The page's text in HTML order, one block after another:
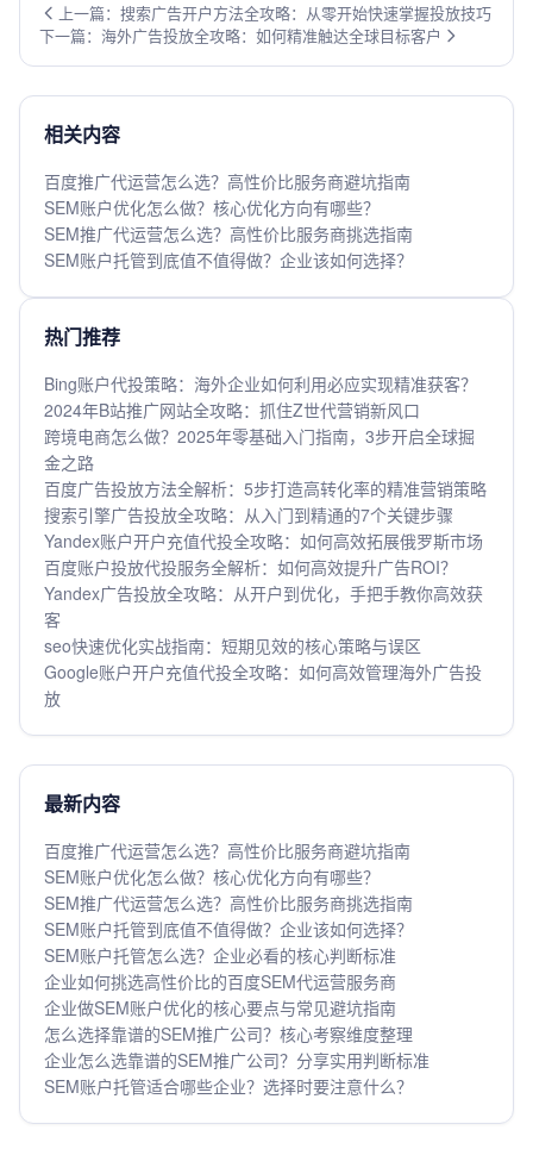
上一篇：搜索广告开户方法全攻略：从零开始快速掌握投放技巧
下一篇：海外广告投放全攻略：如何精准触达全球目标客户
相关内容
百度推广代运营怎么选？高性价比服务商避坑指南
SEM账户优化怎么做？核心优化方向有哪些？
SEM推广代运营怎么选？高性价比服务商挑选指南
SEM账户托管到底值不值得做？企业该如何选择？
热门推荐
Bing账户代投策略：海外企业如何利用必应实现精准获客？
2024年B站推广网站全攻略：抓住Z世代营销新风口
跨境电商怎么做？2025年零基础入门指南，3步开启全球掘
金之路
百度广告投放方法全解析：5步打造高转化率的精准营销策略
搜索引擎广告投放全攻略：从入门到精通的7个关键步骤
Yandex账户开户充值代投全攻略：如何高效拓展俄罗斯市场
百度账户投放代投服务全解析：如何高效提升广告ROI？
Yandex广告投放全攻略：从开户到优化，手把手教你高效获
客
seo快速优化实战指南：短期见效的核心策略与误区
Google账户开户充值代投全攻略：如何高效管理海外广告投
放
最新内容
百度推广代运营怎么选？高性价比服务商避坑指南
SEM账户优化怎么做？核心优化方向有哪些？
SEM推广代运营怎么选？高性价比服务商挑选指南
SEM账户托管到底值不值得做？企业该如何选择？
SEM账户托管怎么选？企业必看的核心判断标准
企业如何挑选高性价比的百度SEM代运营服务商
企业做SEM账户优化的核心要点与常见避坑指南
怎么选择靠谱的SEM推广公司？核心考察维度整理
企业怎么选靠谱的SEM推广公司？分享实用判断标准
SEM账户托管适合哪些企业？选择时要注意什么？